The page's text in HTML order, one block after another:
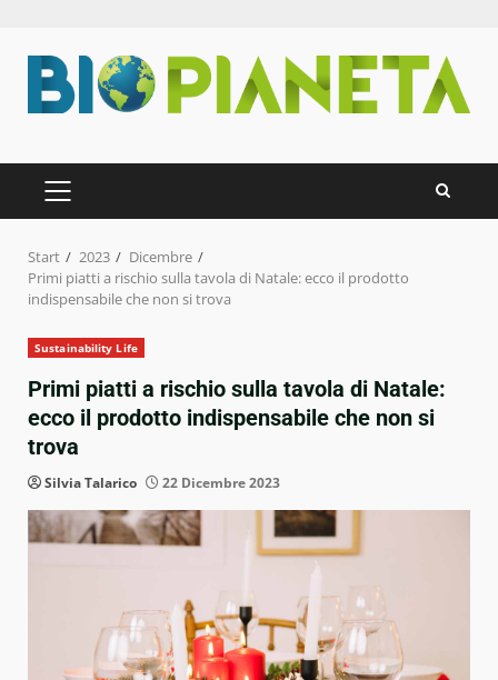
Inhalt
springen
PRIMÄRES
MENÜ
Start 2023
Dicembre
Primi piatti a rischio sulla tavola di Natale: ecco il prodotto
indispensabile che non si trova
Sustainability Life
Primi piatti a rischio sulla tavola di Natale:
ecco il prodotto indispensabile che non si
trova
Silvia Talarico 22 Dicembre 2023